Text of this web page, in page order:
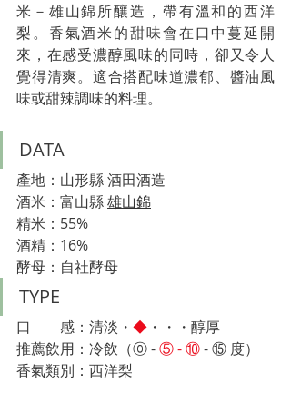
米－雄山錦所釀造，帶有溫和的西洋
梨。香氣酒米的甜味會在口中蔓延開
來，在感受濃醇風味的同時，卻又令人
覺得清爽。適合搭配味道濃郁、醬油風
味或甜辣調味的料理。
DATA
產地：山形縣 酒田酒造
酒米：富山縣 雄山錦
精米：55%
酒精：16%
酵母：自社酵母
TYPE
口　　感：清淡・ ◆ ・・・醇厚
推薦飲用：冷飲（⓪ - ⑤ - ⑩ - ⑮ 度）
香氣類別：西洋梨